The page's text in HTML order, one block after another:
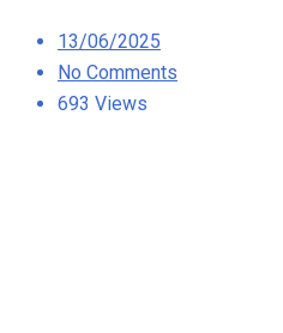
Posted
on
13/06/2025
No Comments
693 Views